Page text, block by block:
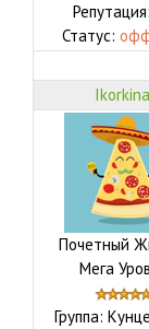
Репутация:
Статус:
Ikorkina
Почетный
Мега
Группа: